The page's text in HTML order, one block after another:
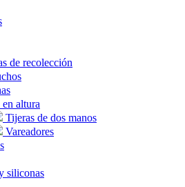
de recolección
en altura
Tijeras de dos manos
Vareadores
siliconas